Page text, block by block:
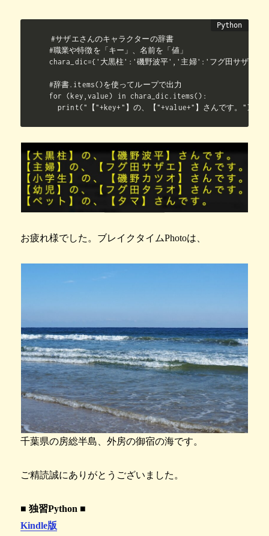
#サザエさんのキャラクターの辞書
#職業や特徴を「キー」、名前を「値」
chara_dic={'大黒柱':'磯野波平','主婦':'フグ田サザ
#辞書.items()を使ってループで出力
for (key,value) in chara_dic.items():
  print("【"+key+"】の、【"+value+"】さんです。")
お疲れ様でした。ブレイクタイムPhotoは、
千葉県の房総半島、外房の御宿の海です。
ご精読誠にありがとうございました。
■ 独習Python ■
Kindle版